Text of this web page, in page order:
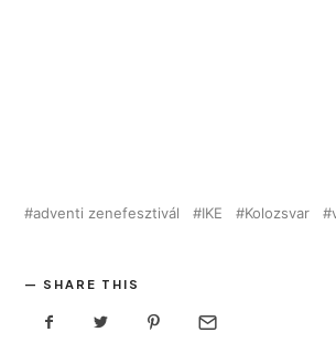
adventi zenefesztivál IKE Kolozsvar
SHARE THIS